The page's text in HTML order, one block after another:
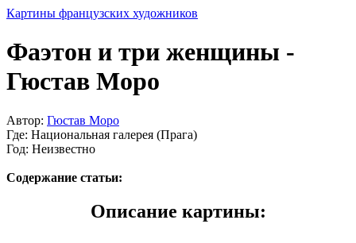
Картины французских художников
Фаэтон и три женщины -
Гюстав Моро
Автор: Гюстав Моро
Где: Национальная галерея (Прага)
Год: Неизвестно
Содержание статьи:
Описание картины: